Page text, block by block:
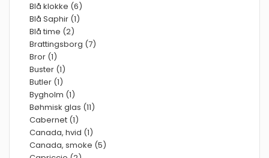
Blå klokke (6)
Blå Saphir (1)
Blå time (2)
Brattingsborg (7)
Bror (1)
Buster (1)
Butler (1)
Bygholm (1)
Bøhmisk glas (11)
Cabernet (1)
Canada, hvid (1)
Canada, smoke (5)